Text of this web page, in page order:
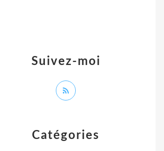
Catégories
Suivez-moi